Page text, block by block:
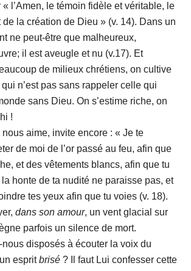
« l’Amen, le témoin fidèle et véritable, le
la création de Dieu » (v. 14). Dans un
ne peut-être que malheureux,
il est aveugle et nu (v.17). Et
de milieux chrétiens, on cultive
n’est pas sans rappeler celle qui
sans Dieu. On s’estime riche, on
!
aime, invite encore : « Je te
de moi de l’or passé au feu, afin que
et des vêtements blancs, afin que tu
honte de ta nudité ne paraisse pas, et
tes yeux afin que tu voies (v. 18).
dans son amour, un vent glacial sur
parfois un silence de mort.
disposés à écouter la voix du
espritbrisé? Il faut Lui confesser cette